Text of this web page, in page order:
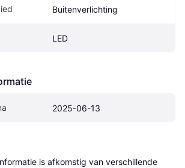
Buitenverlichting
LED
2025-06-13
is afkomstig van verschillende